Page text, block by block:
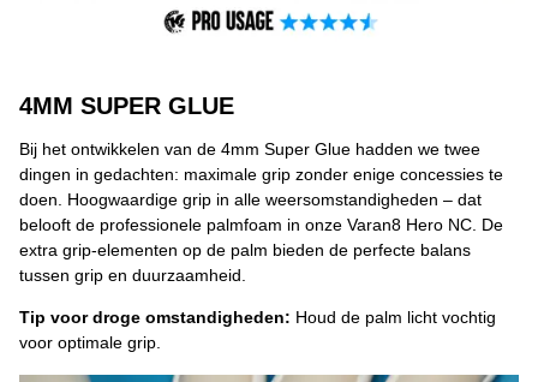
4MM SUPER GLUE
Bij het ontwikkelen van de 4mm Super Glue hadden we twee
dingen in gedachten: maximale grip zonder enige concessies te
doen. Hoogwaardige grip in alle weersomstandigheden – dat
belooft de professionele palmfoam in onze Varan8 Hero NC. De
extra grip-elementen op de palm bieden de perfecte balans
tussen grip en duurzaamheid.
Tip voor droge omstandigheden: Houd de palm licht vochtig
voor optimale grip.